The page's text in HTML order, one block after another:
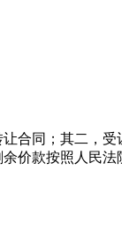
合同；其二，
价款按照人民